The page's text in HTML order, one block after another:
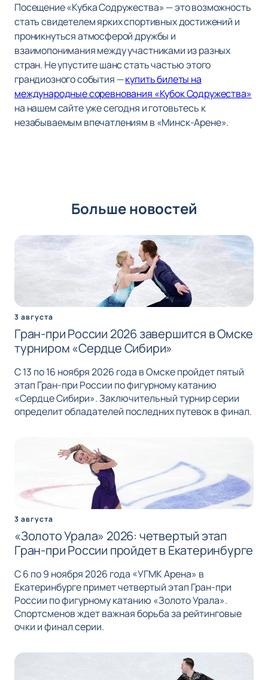
Посещение «Кубка Содружества» — это возможность
стать свидетелем ярких спортивных достижений и
проникнуться атмосферой дружбы и
взаимопонимания между участниками из разных
стран. Не упустите шанс стать частью этого
грандиозного события —купить билеты на
международные соревнования «Кубок Содружества»
на нашем сайте уже сегодня и готовьтесь к
незабываемым впечатлениям в «Минск-Арене».
Больше новостей
3 августа
Гран-при России 2026 завершится в Омске
турниром «Сердце Сибири»
С 13 по 16 ноября 2026 года в Омске пройдет пятый
этап Гран-при России по фигурному катанию
«Сердце Сибири». Заключительный турнир серии
определит обладателей последних путевок в финал.
3 августа
«Золото Урала» 2026: четвертый этап
Гран-при России пройдет в Екатеринбурге
С 6 по 9 ноября 2026 года «УГМК Арена» в
Екатеринбурге примет четвертый этап Гран-при
России по фигурному катанию «Золото Урала».
Спортсменов ждет важная борьба за рейтинговые
очки и финал серии.